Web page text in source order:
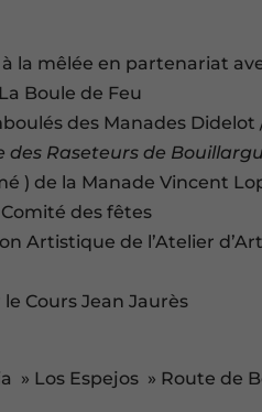
la mêlée en partenariat
Boule de Feu
des Manades
des Raseteurs de
) de la Manade Vincent
des fêtes
Artistique de l’Atelier
Cours Jean Jaurès
» Los Espejos » Route de